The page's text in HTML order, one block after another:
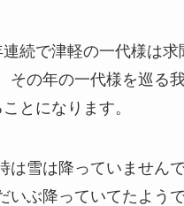
続で津軽の一代様は求
その年の一代様を巡る
とになります。
は雪は降っていません
いぶ降っていてたよう